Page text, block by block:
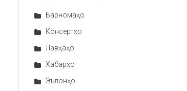
Барномаҳо
Консертҳо
Лавҳаҳо
Хабарҳо
Эълонҳо